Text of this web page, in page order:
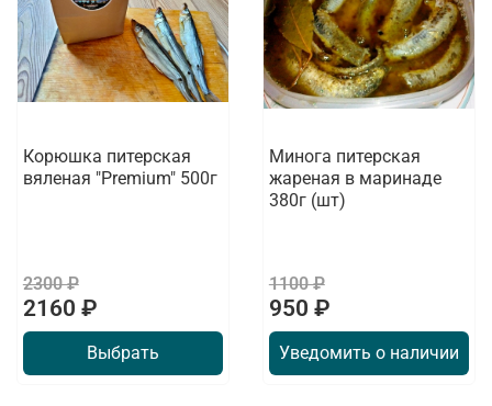
Корюшка питерская
вяленая "Premium" 500г
2300 ₽
2160 ₽
Выбрать
Минога питерская
жареная в маринаде
380г (шт)
1100 ₽
950 ₽
Уведомить о наличии